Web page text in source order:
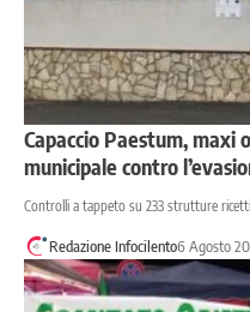
Capaccio Paestum, maxi
municipale contro
Controlli a tappeto su 233 strutture
Redazione Infocilento6 Agosto